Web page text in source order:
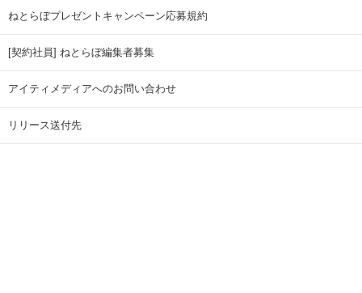
ねとらぼプレゼントキャンペーン応募規約
[契約社員] ねとらぼ編集者募集
アイティメディアへのお問い合わせ
リリース送付先